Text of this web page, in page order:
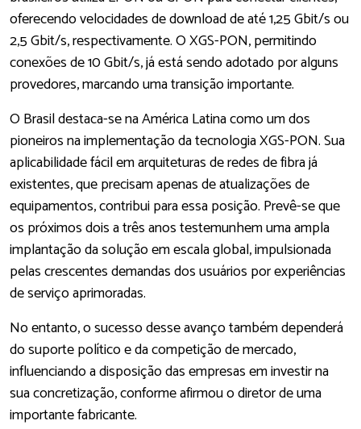
oferecendo velocidades de download de até 1,25 Gbit/s ou
2,5 Gbit/s, respectivamente. O XGS-PON, permitindo
conexões de 10 Gbit/s, já está sendo adotado por alguns
provedores, marcando uma transição importante.
O Brasil destaca-se na América Latina como um dos
pioneiros na implementação da tecnologia XGS-PON. Sua
aplicabilidade fácil em arquiteturas de redes de fibra já
existentes, que precisam apenas de atualizações de
equipamentos, contribui para essa posição. Prevê-se que
os próximos dois a três anos testemunhem uma ampla
implantação da solução em escala global, impulsionada
pelas crescentes demandas dos usuários por experiências
de serviço aprimoradas.
No entanto, o sucesso desse avanço também dependerá
do suporte político e da competição de mercado,
influenciando a disposição das empresas em investir na
sua concretização, conforme afirmou o diretor de uma
importante fabricante.